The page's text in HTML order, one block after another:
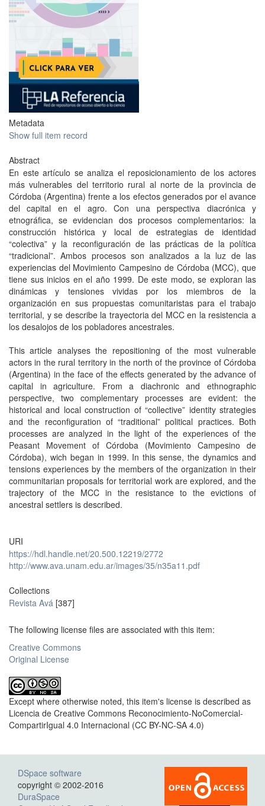
Metadata
Show full item record
Abstract
En este artículo se analiza el reposicionamiento de los actores
más vulnerables del territorio rural al norte de la provincia de
Córdoba (Argentina) frente a los efectos generados por el avance
del capital en el agro. Con una perspectiva diacrónica y
etnográfica, se evidencian dos procesos complementarios: la
construcción histórica y local de estrategias de identidad
“colectiva” y la reconfiguración de las prácticas de la política
“tradicional”. Ambos procesos son analizados a la luz de las
experiencias del Movimiento Campesino de Córdoba (MCC), que
tiene sus inicios en el año 1999. De este modo, se exploran las
dinámicas y tensiones vividas por los miembros de la
organización en sus propuestas comunitaristas para el trabajo
territorial, y se describe la trayectoria del MCC en la resistencia a
los desalojos de los pobladores ancestrales.
This article analyses the repositioning of the most vulnerable
actors in the rural territory in the north of the province of Córdoba
(Argentina) in the face of the effects generated by the advance of
capital in agriculture. From a diachronic and ethnographic
perspective, two complementary processes are evident: the
historical and local construction of “collective” identity strategies
and the reconfiguration of “traditional” political practices. Both
processes are analyzed in the light of the experiences of the
Peasant Movement of Córdoba (Movimiento Campesino de
Córdoba), wich began in 1999. In this sense, the dynamics and
tensions experiences by the members of the organization in their
communitarian proposals for territorial work are explored, and the
trajectory of the MCC in the resistance to the evictions of
ancestral settlers is described.
URI
https://hdl.handle.net/20.500.12219/2772
http://www.ava.unam.edu.ar/images/35/n35a11.pdf
Collections
Revista Avá [387]
The following license files are associated with this item:
Creative Commons
Original License
Except where otherwise noted, this item's license is described as
Licencia de Creative Commons Reconocimiento-NoComercial-
CompartirIgual 4.0 Internacional (CC BY-NC-SA 4.0)
DSpace software
copyright © 2002-2016
DuraSpace